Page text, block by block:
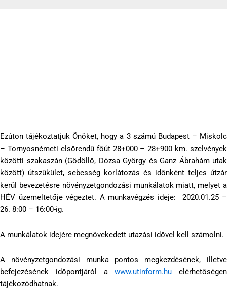
Ezúton tájékoztatjuk Önöket, hogy a 3 számú Budapest – Miskolc
– Tornyosnémeti elsőrendű főút 28+000 – 28+900 km. szelvények
közötti szakaszán (Gödöllő, Dózsa György és Ganz Ábrahám utak
között) útszűkület, sebesség korlátozás és időnként teljes útzár
kerül bevezetésre növényzetgondozási munkálatok miatt, melyet a
HÉV üzemeltetője végeztet. A munkavégzés ideje: 2020.01.25 –
26. 8:00 – 16:00-ig.
A munkálatok idejére megnövekedett utazási idővel kell számolni.
A növényzetgondozási munka pontos megkezdésének, illetve
befejezésének időpontjáról awww.utinform.hu elérhetőségen
tájékozódhatnak.